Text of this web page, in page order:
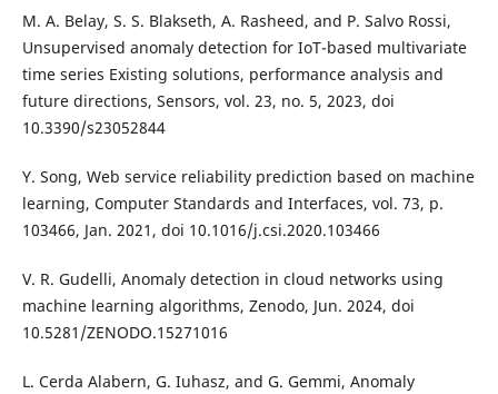
M. A. Belay, S. S. Blakseth, A. Rasheed, and P. Salvo Rossi,
Unsupervised anomaly detection for IoT-based multivariate
time series Existing solutions, performance analysis and
future directions, Sensors, vol. 23, no. 5, 2023, doi
10.3390/s23052844
Y. Song, Web service reliability prediction based on machine
learning, Computer Standards and Interfaces, vol. 73, p.
103466, Jan. 2021, doi 10.1016/j.csi.2020.103466
V. R. Gudelli, Anomaly detection in cloud networks using
machine learning algorithms, Zenodo, Jun. 2024, doi
10.5281/ZENODO.15271016
L. Cerda Alabern, G. Iuhasz, and G. Gemmi, Anomaly